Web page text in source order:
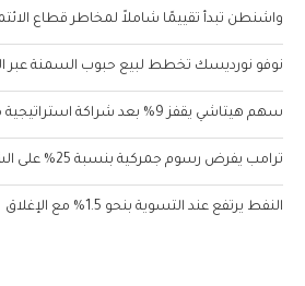
واشنطن تبدأ تقييمًا شاملاً لمخاطر قطاع
نوفو نورديسك تخطط لبيع حبوب السمنة عبر
سهم هيتاشي يقفز 9% بعد شراكة استراتيجية مع أوبن إيه آي
ترامب يفرض رسوم جمركية بنسبة 25% على الشاحنات المستوردة
النفط يرتفع عند التسوية بنحو 1.5% مع الإغلاق